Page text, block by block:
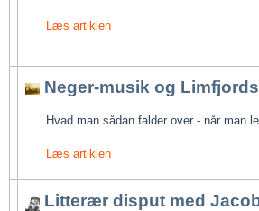
Læs artiklen
Neger-musik og
Hvad man sådan falder over - når man
Læs artiklen
Litterær disput med